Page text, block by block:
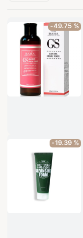
-49.75 %
-19.39 %